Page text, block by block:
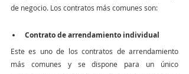
de negocio. Los contratos más comunes son:
Contrato de arrendamiento individual
Este es uno de los contratos de arrendamiento
más comunes y se dispone para un único